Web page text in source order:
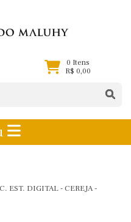
0 Itens
R$ 0,00
EST. DIGITAL - CEREJA -